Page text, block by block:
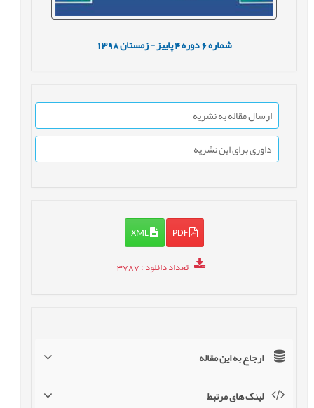
شماره6 دوره4 پاییز - زمستان1398
ارسال مقاله به نشریه
داوری برای این نشریه
PDF
XML
تعداد دانلود: 3787
ارجاع به این مقاله
لینک های مرتبط